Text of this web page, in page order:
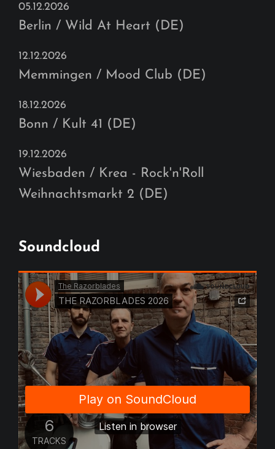
05.12.2026
Berlin / Wild At Heart (DE)
12.12.2026
Memmingen / Mood Club (DE)
18.12.2026
Bonn / Kult 41 (DE)
19.12.2026
Wiesbaden / Krea - Rock'n'Roll
Weihnachtsmarkt 2 (DE)
Soundcloud